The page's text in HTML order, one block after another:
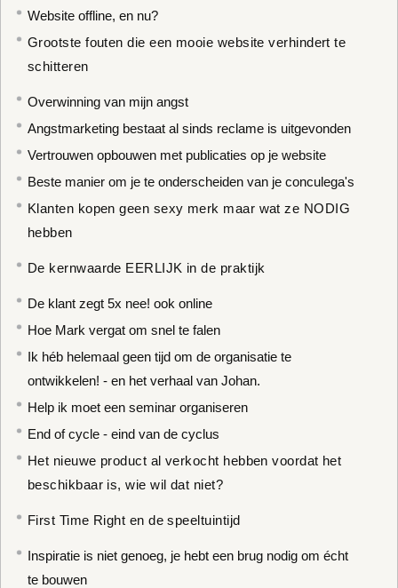
Website offline, en nu?
Grootste fouten die een mooie website verhindert te
schitteren
Overwinning van mijn angst
Angstmarketing bestaat al sinds reclame is uitgevonden
Vertrouwen opbouwen met publicaties op je website
Beste manier om je te onderscheiden van je conculega's
Klanten kopen geen sexy merk maar wat ze NODIG
hebben
De kernwaarde EERLIJK in de praktijk
De klant zegt 5x nee! ook online
Hoe Mark vergat om snel te falen
Ik héb helemaal geen tijd om de organisatie te
ontwikkelen! - en het verhaal van Johan.
Help ik moet een seminar organiseren
End of cycle - eind van de cyclus
Het nieuwe product al verkocht hebben voordat het
beschikbaar is, wie wil dat niet?
First Time Right en de speeltuintijd
Inspiratie is niet genoeg, je hebt een brug nodig om écht
te bouwen